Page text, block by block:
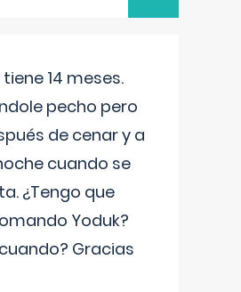
14 meses.
pecho pero
de cenar y a
cuando se
¿Tengo que
Yoduk?
Gracias